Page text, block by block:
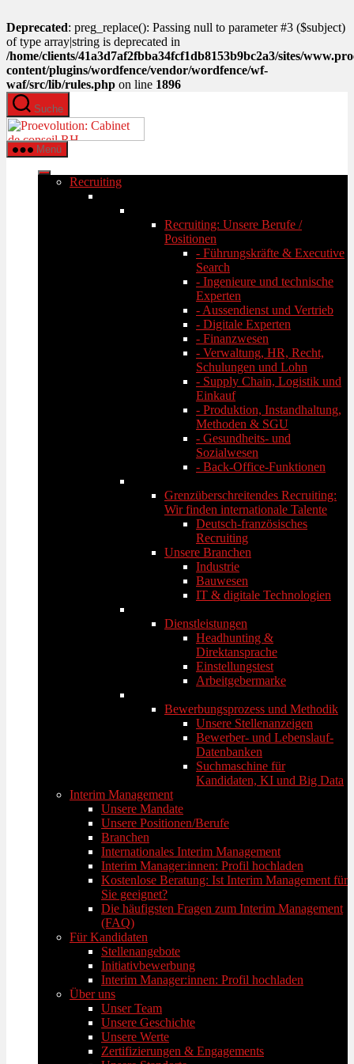
Deprecated: preg_replace(): Passing null to parameter #3 ($subject)
of type array|string is deprecated in
/home/clients/41a3d7af2fbba34fcf1db8153b9bc2a3/sites/
content/plugins/wordfence/vendor/wordfence/wf-
waf/src/lib/rules.php on line 1896
Zum
Inhalt
springen
Suche
Menü
Recruiting
Recruiting: Unsere Berufe /
Positionen
- Führungskräfte & Executive
Search
- Ingenieure und technische
Experten
- Aussendienst und Vertrieb
- Digitale Experten
- Finanzwesen
- Verwaltung, HR, Recht,
Schulungen und Lohn
- Supply Chain, Logistik und
Einkauf
- Produktion, Instandhaltung,
Methoden & SGU
- Gesundheits- und
Sozialwesen
- Back-Office-Funktionen
Grenzüberschreitendes Recruiting:
Wir finden internationale Talente
Deutsch-französisches
Recruiting
Unsere Branchen
Industrie
Bauwesen
IT & digitale Technologien
Dienstleistungen
Headhunting &
Direktansprache
Einstellungstest
Arbeitgebermarke
Bewerbungsprozess und Methodik
Unsere Stellenanzeigen
Bewerber- und Lebenslauf-
Datenbanken
Suchmaschine für
Kandidaten, KI und Big Data
Interim Management
Unsere Mandate
Unsere Positionen/Berufe
Branchen
Internationales Interim Management
Interim Manager:innen: Profil hochladen
Kostenlose Beratung: Ist Interim Management für
Sie geeignet?
Die häufigsten Fragen zum Interim Management
(FAQ)
Für Kandidaten
Stellenangebote
Initiativbewerbung
Interim Manager:innen: Profil hochladen
Über uns
Unser Team
Unsere Geschichte
Unsere Werte
Zertifizierungen & Engagements